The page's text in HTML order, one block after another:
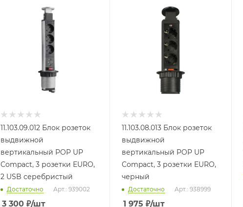
11.103.09.012 Блок розеток
выдвижной
вертикальный POP UP
Compact, 3 розетки EURO,
2 USB серебристый
Достаточно Арт.: 939002
3 300 ₽/шт
11.103.08.013 Блок розеток
выдвижной
вертикальный POP UP
Compact, 3 розетки EURO,
черный
Достаточно Арт.: 938999
1 975 ₽/шт